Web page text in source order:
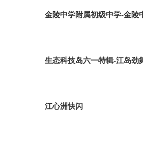
金陵中学附属初级中学-金陵
生态科技岛六一特辑-江岛劲
江心洲快闪